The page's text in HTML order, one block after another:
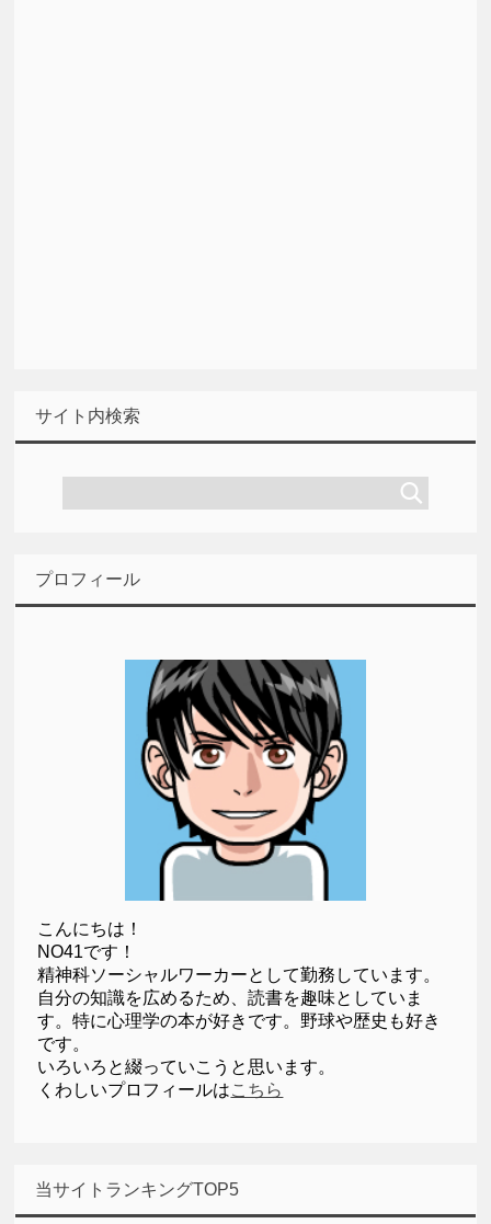
サイト内検索
プロフィール
こんにちは！
NO41です！
精神科ソーシャルワーカーとして勤務しています。
自分の知識を広めるため、読書を趣味としていま
す。特に心理学の本が好きです。野球や歴史も好き
です。
いろいろと綴っていこうと思います。
くわしいプロフィールはこちら
当サイトランキングTOP5